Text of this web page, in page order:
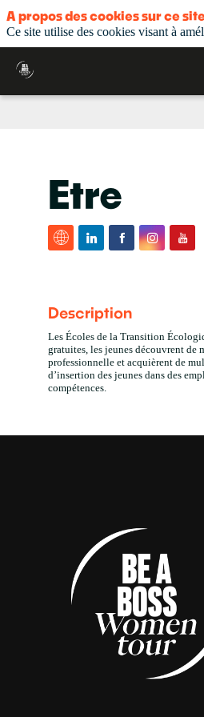
Etre
Description
Les Écoles de la Transition
gratuites, les jeunes découvrent de
professionnelle et acquièrent de
d’insertion des jeunes dans des
compétences.
A propos des cookies sur ce
Ce site utilise des cookies visant à